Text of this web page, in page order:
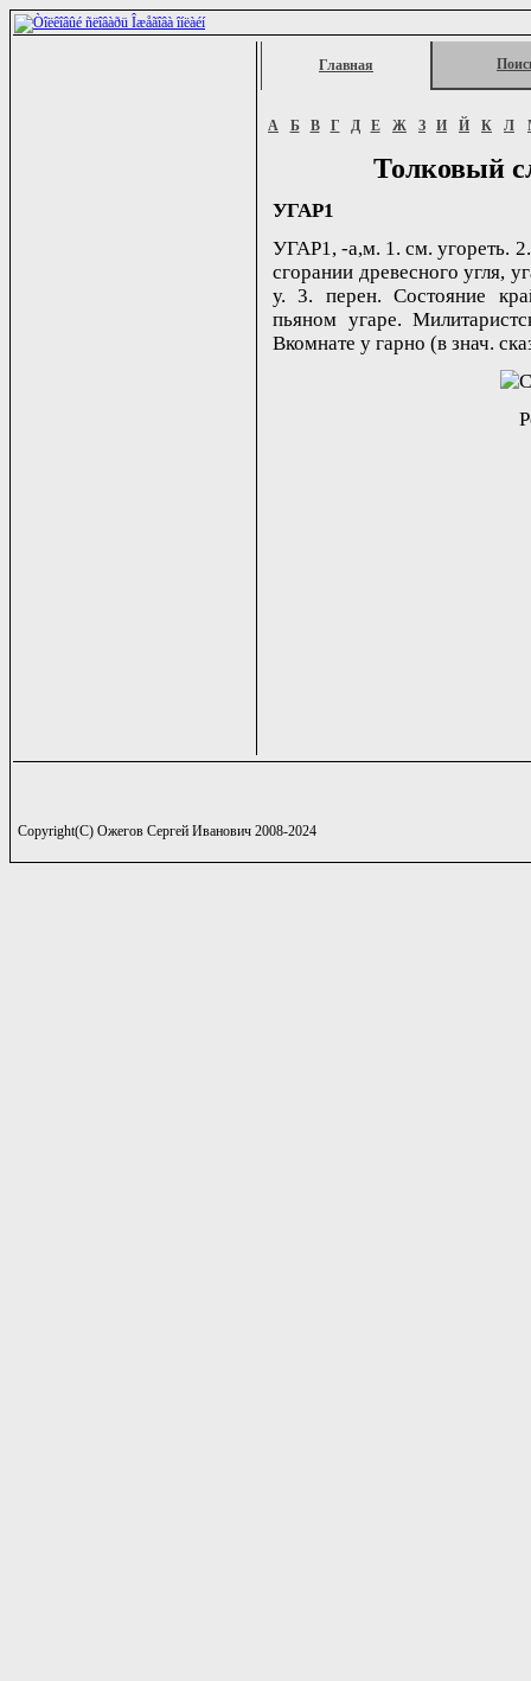
Главная
А Б В Г Д Е Ж З И Й К Л
Толковый
УГАР1
УГАР1, -а,м. 1. см. угореть.
сгорании древесного угля,
у. 3. перен. Состояние
пьяном угаре.
Вкомнате у гарно (в знач.
Copyright(C) Ожегов Сергей Иванович 2008-2024